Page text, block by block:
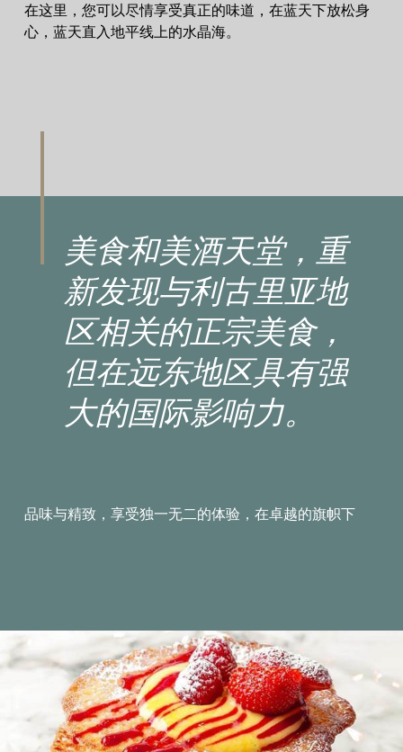
在这里，您可以尽情享受真正的味道，在蓝天下放松身
心，蓝天直入地平线上的水晶海。
美食和美酒天堂，重
新发现与利古里亚地
区相关的正宗美食，
但在远东地区具有强
大的国际影响力。
品味与精致，享受独一无二的体验，在卓越的旗帜下